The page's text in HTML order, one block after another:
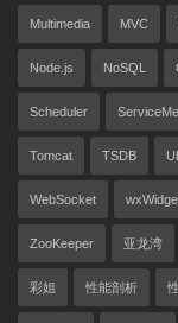
Multimedia MVC
Node.js NoSQL
Scheduler
Tomcat TSDB
WebSocket
ZooKeeper 亚龙湾
彩姐 性能剖析